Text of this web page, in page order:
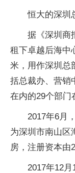
恒大的深圳
据《深圳商
租下卓越后海中
米，用作深圳总
括总裁办、营销
在内的29个部门
2017年6月
为深圳市南山区
房，注册资本由
2017年12